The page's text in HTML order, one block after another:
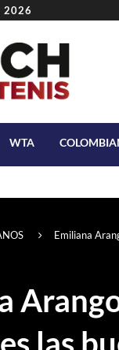
2026
WTA
Emiliana